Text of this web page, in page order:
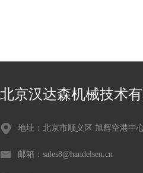
北京汉达森机械技术
地址：北京市顺义区 旭辉空港中
邮箱：sales8@handelsen.cn